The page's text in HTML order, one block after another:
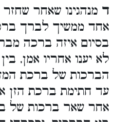
ד מנהגינו שאחר
אחד ממשיך לברך
בסיום איזה ברכה
לא יענו אחריו אמן,
הברכות של ברכת
עד חתימת ברכת הזן
אחר שאר ברכות של